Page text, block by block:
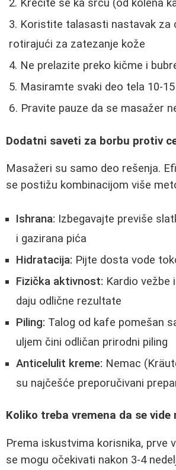
Krećite se ka srcu (od kolena
Koristite talasasti nastavak za
rotirajući za zatezanje kože
Ne prelazite preko kičme i
Masiramte svaki deo tela 10-
Pravite pauze da se masažer
Dodatni saveti za borbu protiv
Masažeri su samo deo rešenja.
se postižu kombinacijom više
Ishrana: Izbegavajte previše
i gazirana pića
Hidratacija: Pijte dosta vode
Fizička aktivnost: Kardio vežbe
daju odlične rezultate
Piling: Talog od kafe pomešan
uljem čini odličan prirodni piling
Anticelulit kreme: Nemac
su najčešće preporučivani
Koliko treba vremena da se
Prema iskustvima korisnika, prve
se mogu očekivati nakon 3-4